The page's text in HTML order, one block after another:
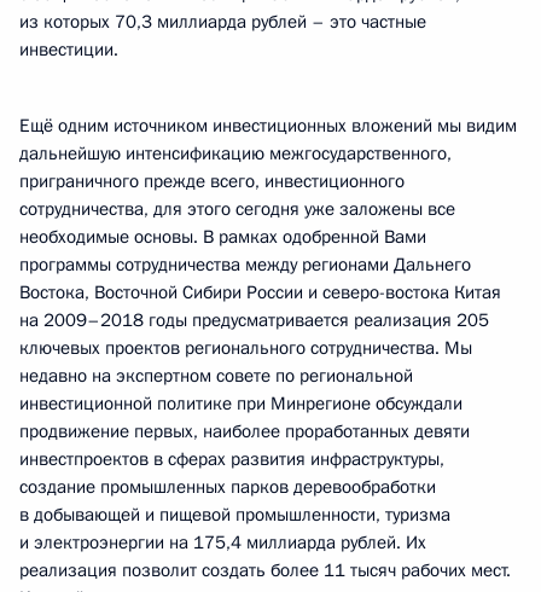
из которых 70,3 миллиарда рублей – это частные
инвестиции.
Ещё одним источником инвестиционных вложений мы видим
дальнейшую интенсификацию межгосударственного,
приграничного прежде всего, инвестиционного
сотрудничества, для этого сегодня уже заложены все
необходимые основы. В рамках одобренной Вами
программы сотрудничества между регионами Дальнего
Востока, Восточной Сибири России и северо-востока Китая
на 2009–2018 годы предусматривается реализация 205
ключевых проектов регионального сотрудничества. Мы
недавно на экспертном совете по региональной
инвестиционной политике при Минрегионе обсуждали
продвижение первых, наиболее проработанных девяти
инвестпроектов в сферах развития инфраструктуры,
создание промышленных парков деревообработки
в добывающей и пищевой промышленности, туризма
и электроэнергии на 175,4 миллиарда рублей. Их
реализация позволит создать более 11 тысяч рабочих мест.